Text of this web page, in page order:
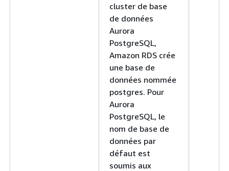
cluster de base
de données
Aurora
PostgreSQL,
Amazon RDS crée
une base de
données nommée
postgres. Pour
Aurora
PostgreSQL, le
nom de base de
données par
défaut est
soumis aux